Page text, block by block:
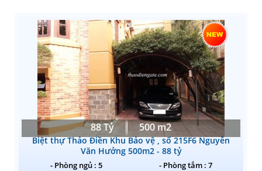
88 Tỷ 500 m2
Biệt thự Thảo Điền Khu Bảo vệ , số 215F6 Nguyễn
Văn Hưởng 500m2 - 88 tỷ
- Phòng ngủ : 5 - Phòng tắm : 7